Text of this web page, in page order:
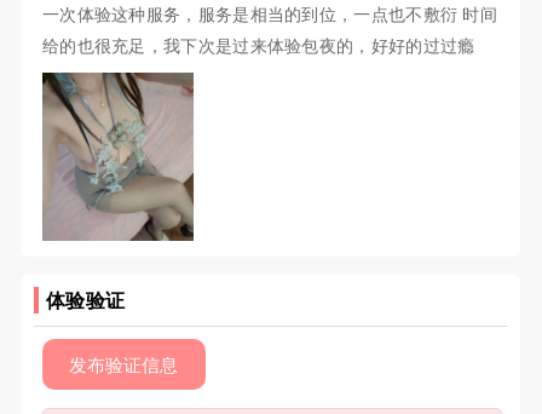
一次体验这种服务，服务是相当的到位，一点也不敷衍 时间
给的也很充足，我下次是过来体验包夜的，好好的过过瘾
体验验证
发布验证信息